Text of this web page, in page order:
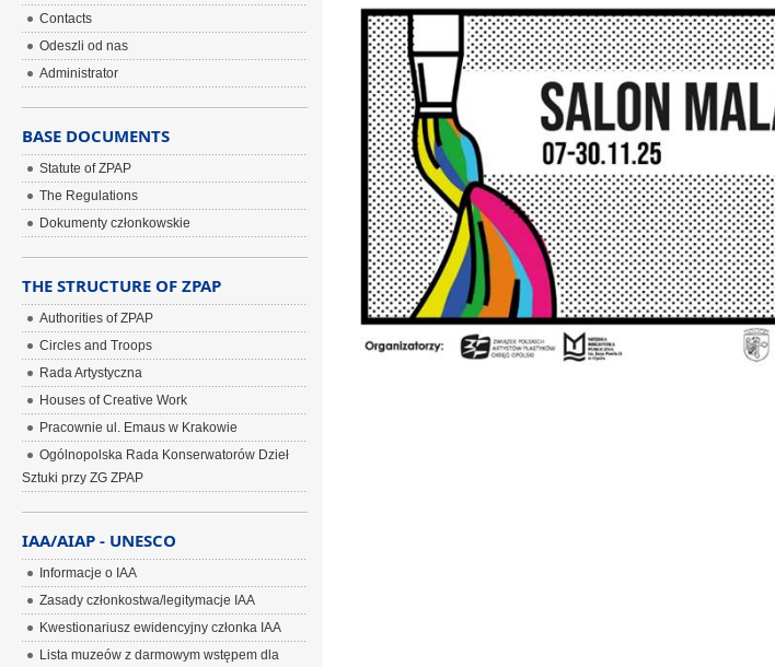
Contacts
Odeszli od nas
Administrator
BASE DOCUMENTS
Statute of ZPAP
The Regulations
Dokumenty członkowskie
THE STRUCTURE OF ZPAP
Authorities of ZPAP
Circles and Troops
Rada Artystyczna
Houses of Creative Work
Pracownie ul. Emaus w Krakowie
Ogólnopolska Rada Konserwatorów Dzieł
Sztuki przy ZG ZPAP
IAA/AIAP - UNESCO
Informacje o IAA
Zasady członkostwa/legitymacje IAA
Kwestionariusz ewidencyjny członka IAA
Lista muzeów z darmowym wstępem dla